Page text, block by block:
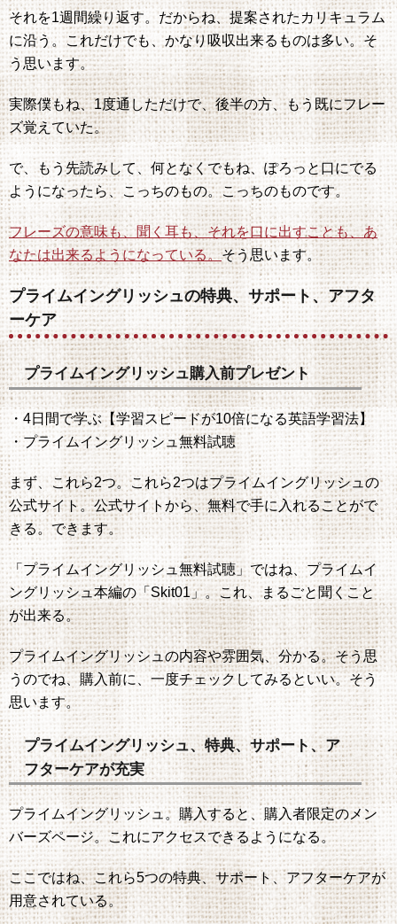
それを1週間繰り返す。だからね、提案されたカリキュラム
に沿う。これだけでも、かなり吸収出来るものは多い。そ
う思います。
実際僕もね、1度通しただけで、後半の方、もう既にフレー
ズ覚えていた。
で、もう先読みして、何となくでもね、ぽろっと口にでる
ようになったら、こっちのもの。こっちのものです。
フレーズの意味も、聞く耳も、それを口に出すことも、あ
なたは出来るようになっている。そう思います。
プライムイングリッシュの特典、サポート、アフタ
ーケア
プライムイングリッシュ購入前プレゼント
・4日間で学ぶ【学習スピードが10倍になる英語学習法】
・プライムイングリッシュ無料試聴
まず、これら2つ。これら2つはプライムイングリッシュの
公式サイト。公式サイトから、無料で手に入れることがで
きる。できます。
「プライムイングリッシュ無料試聴」ではね、プライムイ
ングリッシュ本編の「Skit01」。これ、まるごと聞くこと
が出来る。
プライムイングリッシュの内容や雰囲気、分かる。そう思
うのでね、購入前に、一度チェックしてみるといい。そう
思います。
プライムイングリッシュ、特典、サポート、ア
フターケアが充実
プライムイングリッシュ。購入すると、購入者限定のメン
バーズページ。これにアクセスできるようになる。
ここではね、これら5つの特典、サポート、アフターケアが
用意されている。